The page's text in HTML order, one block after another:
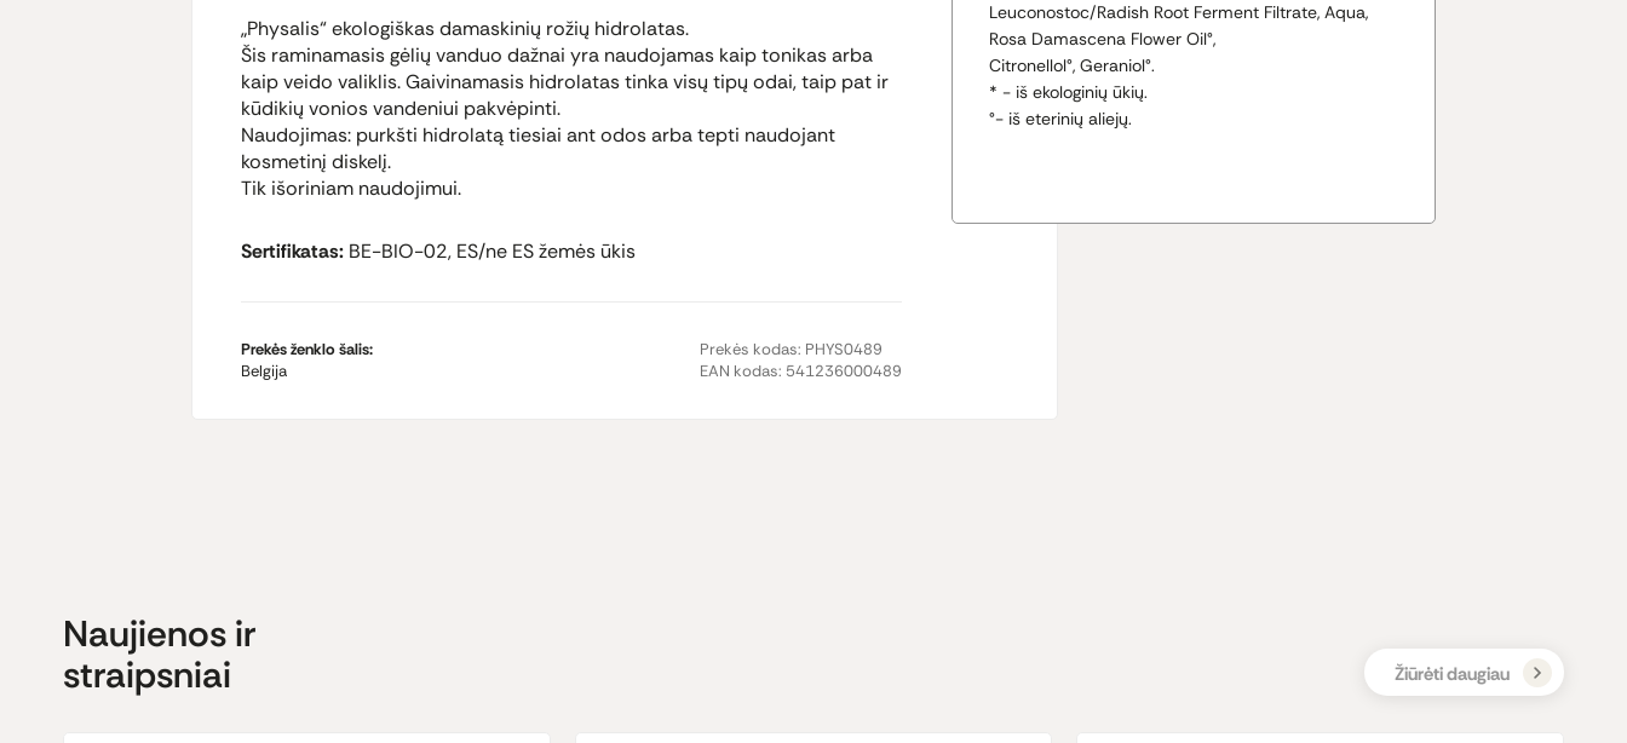
„Physalis“ ekologiškas damaskinių rožių hidrolatas.
Šis raminamasis gėlių vanduo dažnai yra naudojamas kaip tonikas arba
kaip veido valiklis. Gaivinamasis hidrolatas tinka visų tipų odai, taip pat ir
kūdikių vonios vandeniui pakvėpinti.
Naudojimas: purkšti hidrolatą tiesiai ant odos arba tepti naudojant
kosmetinį diskelį.
Tik išoriniam naudojimui.
Sertifikatas: BE-BIO-02, ES/ne ES žemės ūkis
Prekės ženklo šalis:
Belgija
Prekės kodas: PHYS0489
EAN kodas: 541236000489
Leuconostoc/Radish Root Ferment Filtrate, Aqua,
Rosa Damascena Flower Oil°,
Citronellol°, Geraniol°.
* - iš ekologinių ūkių.
°- iš eterinių aliejų.
Naujienos ir
straipsniai
Žiūrėti daugiau